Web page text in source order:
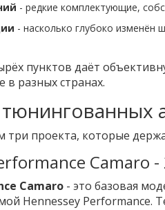
- редкие комплектующие,
- насколько глубоко изменён
пунктов даёт
разных странах.
три проекта, которые
Camaro -
Camaro- это базовая
Hennessey Performance.